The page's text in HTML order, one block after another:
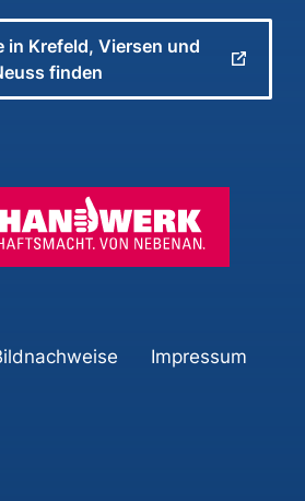
in Krefeld, Viersen und
finden
Impressum